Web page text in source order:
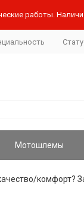
работы.
Мотошлемы
комфорт?